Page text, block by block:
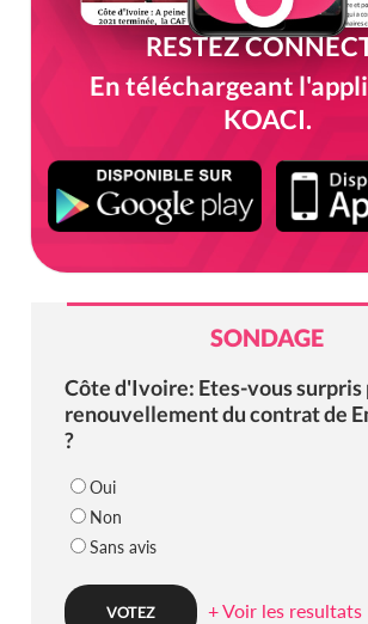
RESTEZ
En téléchargeant
KOACI.
SONDAGE
Côte d'Ivoire: Etes-vous surpris
renouvellement du contrat de
?
Oui
Non
Sans avis
+ Voir les resultats